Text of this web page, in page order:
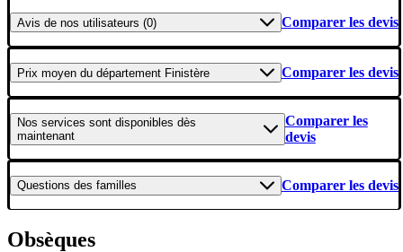
Avis de nos utilisateurs (0) Comparer les devis
Prix moyen du département Finistère Comparer les devis
Nos services sont disponibles dès
maintenant
Comparer les
devis
Questions des familles Comparer les devis
Obsèques